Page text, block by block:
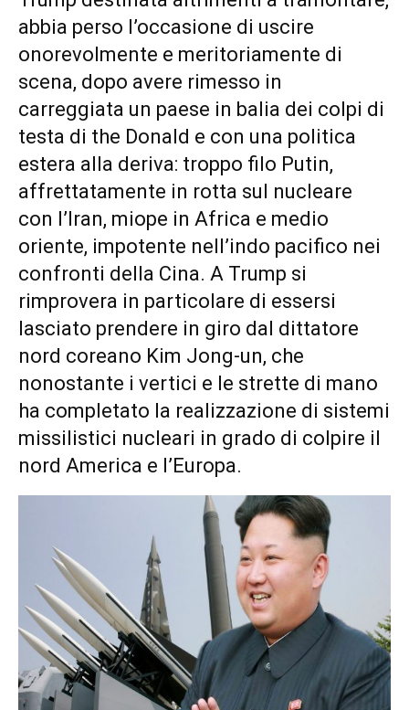
abbia perso l’occasione di uscire
onorevolmente e meritoriamente di
scena, dopo avere rimesso in
carreggiata un paese in balia dei colpi di
testa di the Donald e con una politica
estera alla deriva: troppo filo Putin,
affrettatamente in rotta sul nucleare
con l’Iran, miope in Africa e medio
oriente, impotente nell’indo pacifico nei
confronti della Cina. A Trump si
rimprovera in particolare di essersi
lasciato prendere in giro dal dittatore
nord coreano Kim Jong-un, che
nonostante i vertici e le strette di mano
ha completato la realizzazione di sistemi
missilistici nucleari in grado di colpire il
nord America e l’Europa.